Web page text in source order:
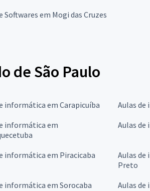
Softwares em Mogi das Cruzes
de São Paulo
informática em Carapicuíba
Aulas de
informática em
Aulas
informática em Piracicaba
Aulas
Preto
informática em Sorocaba
Aulas de